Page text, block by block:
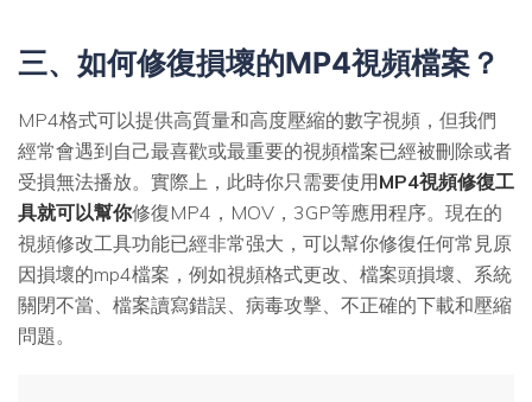
三、如何修復損壞的MP4視頻檔案？
MP4格式可以提供高質量和高度壓縮的數字視頻，但我們
經常會遇到自己最喜歡或最重要的視頻檔案已經被刪除或者
受損無法播放。實際上，此時你只需要使用MP4視頻修復工
具就可以幫你修復MP4，MOV，3GP等應用程序。現在的
視頻修改工具功能已經非常强大，可以幫你修復任何常見原
因損壞的mp4檔案，例如視頻格式更改、檔案頭損壞、系統
關閉不當、檔案讀寫錯誤、病毒攻擊、不正確的下載和壓縮
問題。